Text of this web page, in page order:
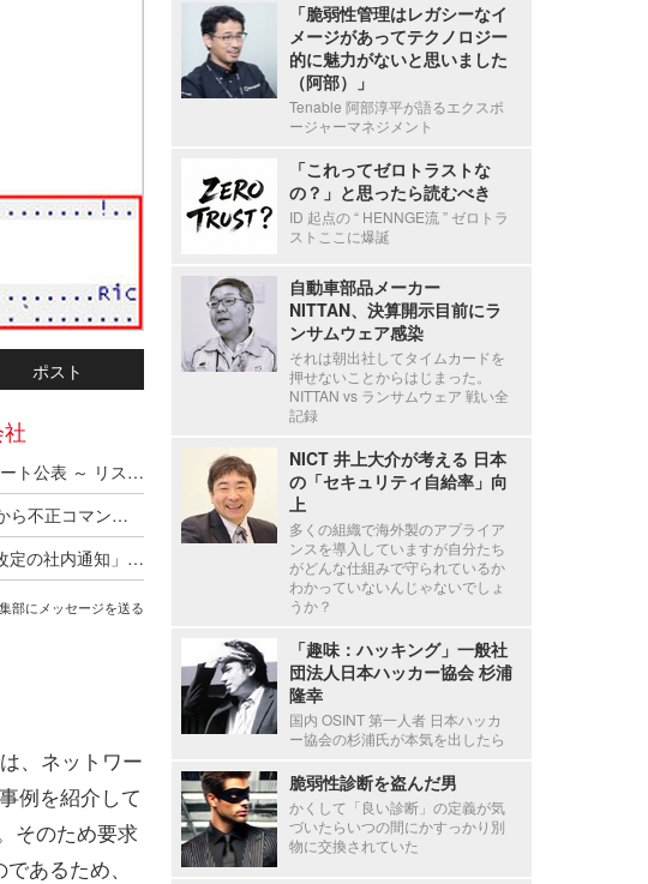
ポスト
TrendAI 2026 サイバーリスクレポート公表 ～ リスク上位の 7 割が「 ID 関連」認識しつつも進まない対策実態
「claude.ai」のチャット共有画面から不正コマンドを実行させる ClickFix 型攻撃キャンペーンを分析
「ブラウザの偽警告」から「給与改定の社内通知」まで ～ 4 つの手口から読み解くサポート詐欺最新傾向
部にメッセージを送る
、ネットワー
例を紹介して
そのため要求
あるため、
「脆弱性管理はレガシーなイ
メージがあってテクノロジー
的に魅力がないと思いました
（阿部）」
Tenable 阿部淳平が語るエクスポ
ージャーマネジメント
「これってゼロトラストな
の？」と思ったら読むべき
ID 起点の “ HENNGE流 ” ゼロトラ
ストここに爆誕
自動車部品メーカー
NITTAN、決算開示目前にラ
ンサムウェア感染
それは朝出社してタイムカードを
押せないことからはじまった。
NITTAN vs ランサムウェア 戦い全
記録
NICT 井上大介が考える 日本
の「セキュリティ自給率」向
上
多くの組織で海外製のアプライア
ンスを導入していますが自分たち
がどんな仕組みで守られているか
わかっていないんじゃないでしょ
うか？
「趣味：ハッキング」一般社
団法人日本ハッカー協会 杉浦
隆幸
国内 OSINT 第一人者 日本ハッカ
ー協会の杉浦氏が本気を出したら
脆弱性診断を盗んだ男
かくして「良い診断」の定義が気
づいたらいつの間にかすっかり別
物に交換されていた